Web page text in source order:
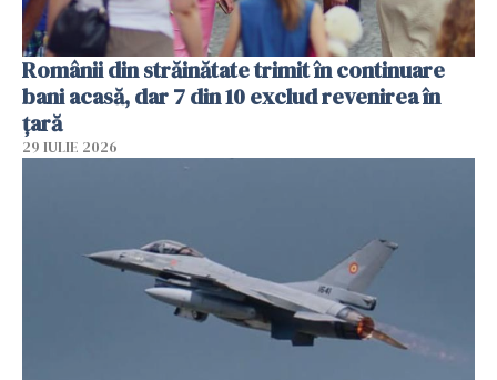
Românii din străinătate trimit în continuare
bani acasă, dar 7 din 10 exclud revenirea în
țară
29 IULIE 2026